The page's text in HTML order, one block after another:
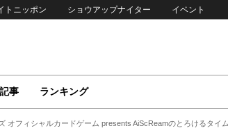
トニッポン ショウアップナイター イベント
事 ランキング
オフィシャルカードゲーム presents AiScReamのとろけるタ